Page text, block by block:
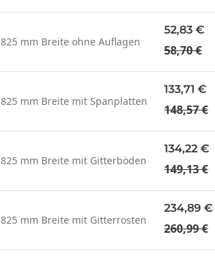
mm Breite ohne Auflagen
52,83 €
58,70 €
mm Breite mit Spanplatten
133,71 €
148,57 €
mm Breite mit Gitterböden
134,22 €
149,13 €
mm Breite mit Gitterrosten
234,89 €
260,99 €